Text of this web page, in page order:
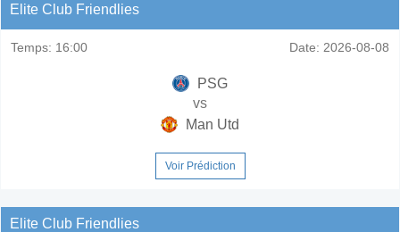
Elite Club Friendlies
Temps: 16:00 Date: 2026-08-08
PSG
vs
Man Utd
Voir Prédiction
Elite Club Friendlies